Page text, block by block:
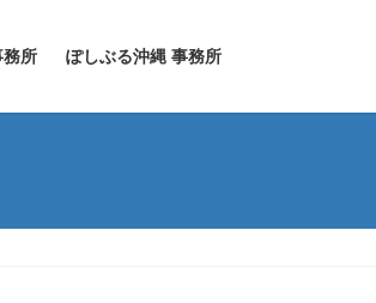
務所 ぽしぶる沖縄 事務所